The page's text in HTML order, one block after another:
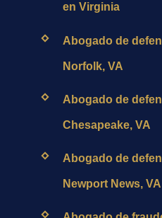
en Virginia
Abogado de
Norfolk, VA
Abogado de
Chesapeake, VA
Abogado de
Newport News, VA